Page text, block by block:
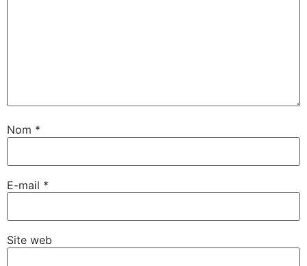
Nom *
E-mail *
Site web